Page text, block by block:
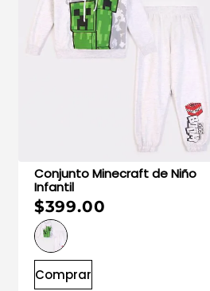
Conjunto Minecraft de Niño
Infantil
$399.00
Comprar